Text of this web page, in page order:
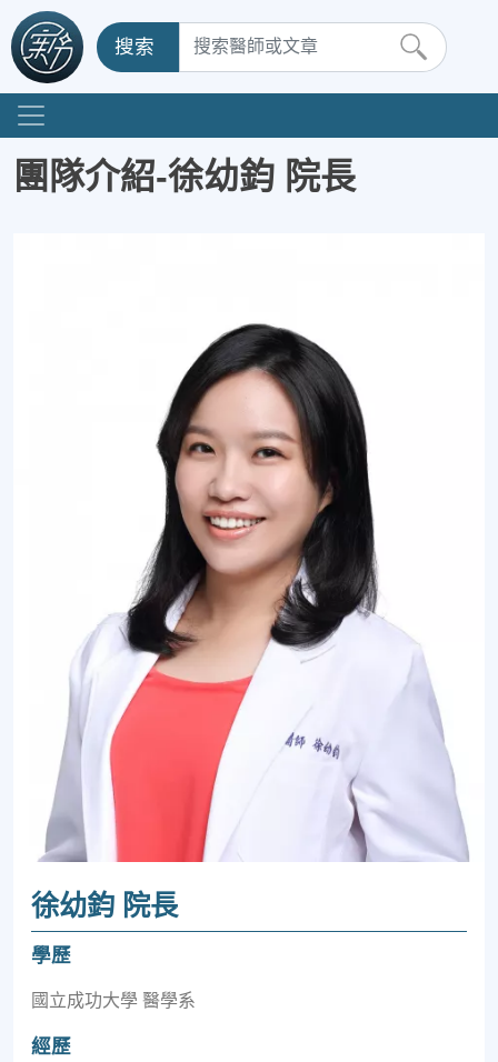
搜索
團隊介紹-徐幼鈞 院長
徐幼鈞 院長
學歷
國立成功⼤學 醫學系
經歷